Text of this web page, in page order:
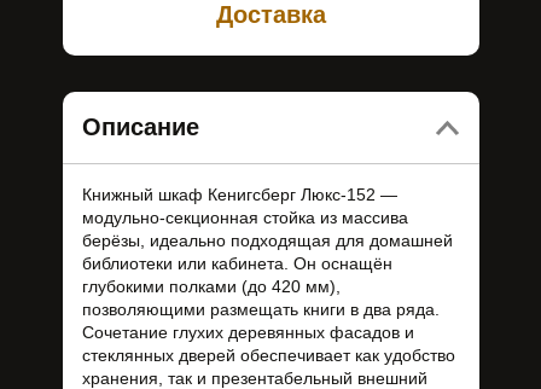
Доставка
Описание
Книжный шкаф Кенигсберг Люкс-152 —
модульно-секционная стойка из массива
берёзы, идеально подходящая для домашней
библиотеки или кабинета. Он оснащён
глубокими полками (до 420 мм),
позволяющими размещать книги в два ряда.
Сочетание глухих деревянных фасадов и
стеклянных дверей обеспечивает как удобство
хранения, так и презентабельный внешний